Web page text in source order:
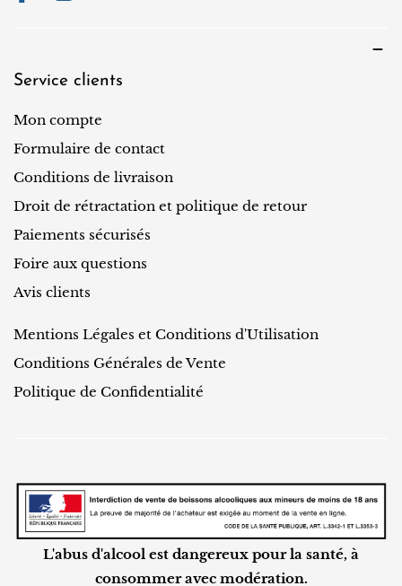
Service clients
Mon compte
Formulaire de contact
Conditions de livraison
Droit de rétractation et politique de retour
Paiements sécurisés
Foire aux questions
Avis clients
Mentions Légales et Conditions d'Utilisation
Conditions Générales de Vente
Politique de Confidentialité
L'abus d'alcool est dangereux pour la santé, à
consommer avec modération.